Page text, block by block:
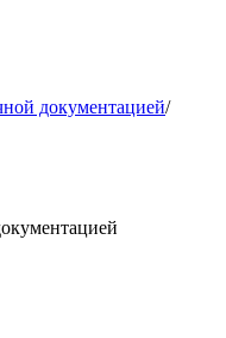
документацией/